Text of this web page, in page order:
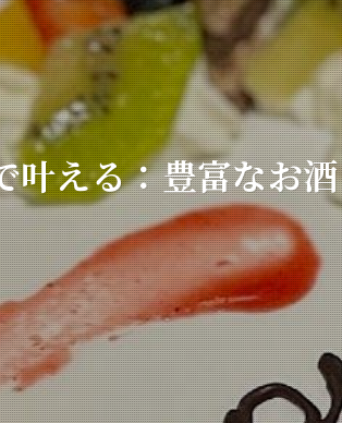
える：豊富なお